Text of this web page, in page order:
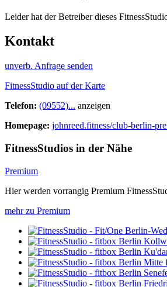
Leider hat der Betreiber dieses
Kontakt
unverb. Anfrage senden
FitnessStudio auf der Karte
Telefon: (09552)... anzeigen
Homepage: johnreed.fitness/club-berlin-
FitnessStudios in der Nähe
Premium
Hier werden vorrangig Premium
mehr zu Premium